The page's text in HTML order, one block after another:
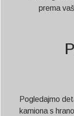
prema
Pogledajmo
kamiona s